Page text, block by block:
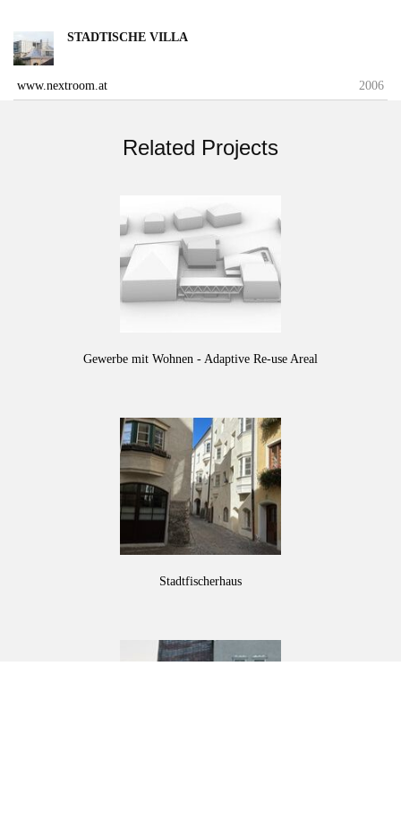
STADTISCHE VILLA
www.nextroom.at 2006
Related Projects
Gewerbe mit Wohnen - Adaptive Re-use Areal
Stadtfischerhaus